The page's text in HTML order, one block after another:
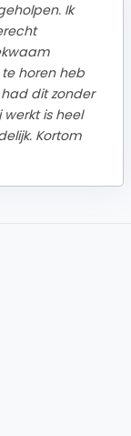
Ik
horen heb
dit zonder
is heel
Kortom